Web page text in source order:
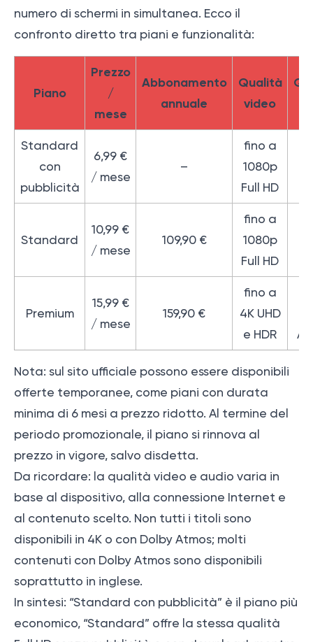
numero di schermi in simultanea. Ecco il
confronto diretto tra piani e funzionalità:
Piano
Prezzo
/
mese
Abbonamento
annuale
Qualità
video
Standard
con
pubblicità
6,99 €
/ mese
–
fino a
1080p
Full HD
Standard
10,99 €
/ mese
109,90 €
fino a
1080p
Full HD
Premium
15,99 €
/ mese
159,90 €
fino a
4K UHD
e HDR
Nota: sul sito ufficiale possono essere disponibili
offerte temporanee, come piani con durata
minima di 6 mesi a prezzo ridotto. Al termine del
periodo promozionale, il piano si rinnova al
prezzo in vigore, salvo disdetta.
Da ricordare: la qualità video e audio varia in
base al dispositivo, alla connessione Internet e
al contenuto scelto. Non tutti i titoli sono
disponibili in 4K o con Dolby Atmos; molti
contenuti con Dolby Atmos sono disponibili
soprattutto in inglese.
In sintesi: “Standard con pubblicità” è il piano più
economico, “Standard” offre la stessa qualità